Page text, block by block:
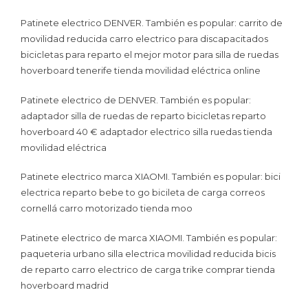
Patinete electrico DENVER. También es popular: carrito de
movilidad reducida carro electrico para discapacitados
bicicletas para reparto el mejor motor para silla de ruedas
hoverboard tenerife tienda movilidad eléctrica online
Patinete electrico de DENVER. También es popular:
adaptador silla de ruedas de reparto bicicletas reparto
hoverboard 40 € adaptador electrico silla ruedas tienda
movilidad eléctrica
Patinete electrico marca XIAOMI. También es popular: bici
electrica reparto bebe to go bicileta de carga correos
cornellá carro motorizado tienda moo
Patinete electrico de marca XIAOMI. También es popular:
paqueteria urbano silla electrica movilidad reducida bicis
de reparto carro electrico de carga trike comprar tienda
hoverboard madrid